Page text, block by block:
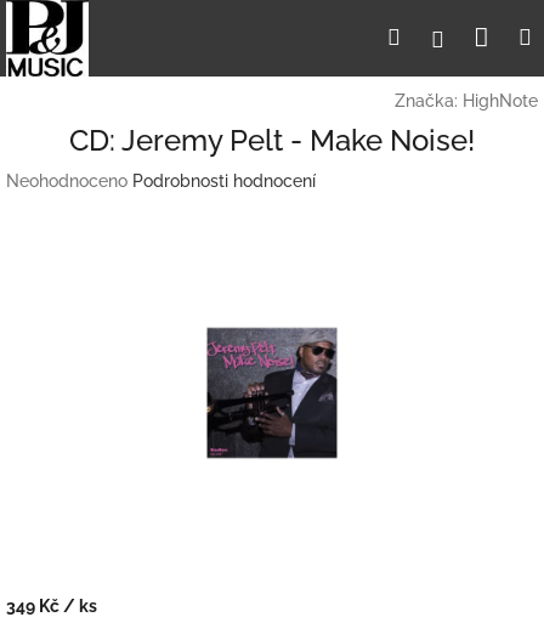
obsah
HledatPřihlášení
Značka: HighNote
CD: Jeremy Pelt - Make Noise!
Průměrné
Neohodnoceno Podrobnosti hodnocení
349 Kč / ks